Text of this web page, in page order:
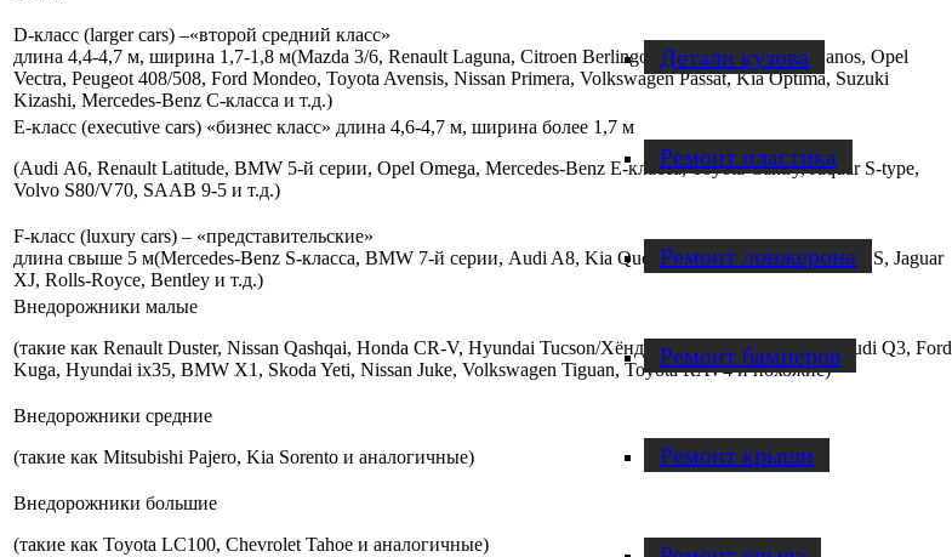
Детали кузова
Ремонт пластика
Ремонт лонжерона
Ремонт бамперов
Ремонт крыши
D-класс (larger cars) –«второй средний класс»
длина 4,4‑4,7 м, ширина 1,7‑1,8 м(Mazda 3/6, Renault Laguna, Citroen Berlingo, Audi A4, Chevrolet Lanos, Opel
Vectra, Peugeot 408/508, Ford Mondeo, Toyota Avensis, Nissan Primera, Volkswagen Passat, Kia Optima, Suzuki
Kizashi, Mercedes‑Benz C‑класса и т.д.)
E-класс (executive cars) «бизнес класс» длина 4,6‑4,7 м, ширина более 1,7 м
(Audi А6, Renault Latitude, BMW 5‑й серии, Opel Omega, Mercedes‑Benz E‑класса, Toyota Camry, Jaquar S‑type,
Volvo S80/V70, SAAB 9‑5 и т.д.)
F-класс (luxury cars) – «представительские»
длина свыше 5 м(Mercedes‑Benz S‑класса, BMW 7‑й серии, Audi A8, Kia Quoris, Hyundai Equus, Lexus LS, Jaguar
XJ, Rolls‑Royce, Bentley и т.д.)
Внедорожники малые
(такие как Renault Duster, Nissan Qashqai, Honda CR‑V, Hyundai Tucson/Хёндэ Тусон, Nissan X‑Trail, Audi Q3, Ford
Kuga, Hyundai ix35, BMW X1, Skoda Yeti, Nissan Juke, Volkswagen Tiguan, Toyota RAV4 и похожие)
Внедорожники средние
(такие как Mitsubishi Pajero, Kia Sorento и аналогичные)
Внедорожники большие
(такие как Toyota LC100, Chevrolet Tahoe и аналогичные)